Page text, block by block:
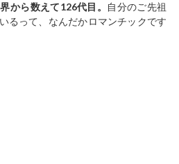
から数えて126代目。
自分のご先祖
るって、なんだかロマンチックです